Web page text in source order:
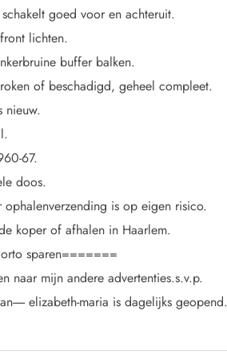
goed voor en achteruit.
lichten.
buffer balken.
of beschadigd, geheel compleet.
nieuw.
67.
doos.
ophalenverzending is op eigen risico.
koper of afhalen in Haarlem.
sparen=======
naar mijn andere advertenties.s.v.p.
elizabeth-maria is dagelijks geopend.